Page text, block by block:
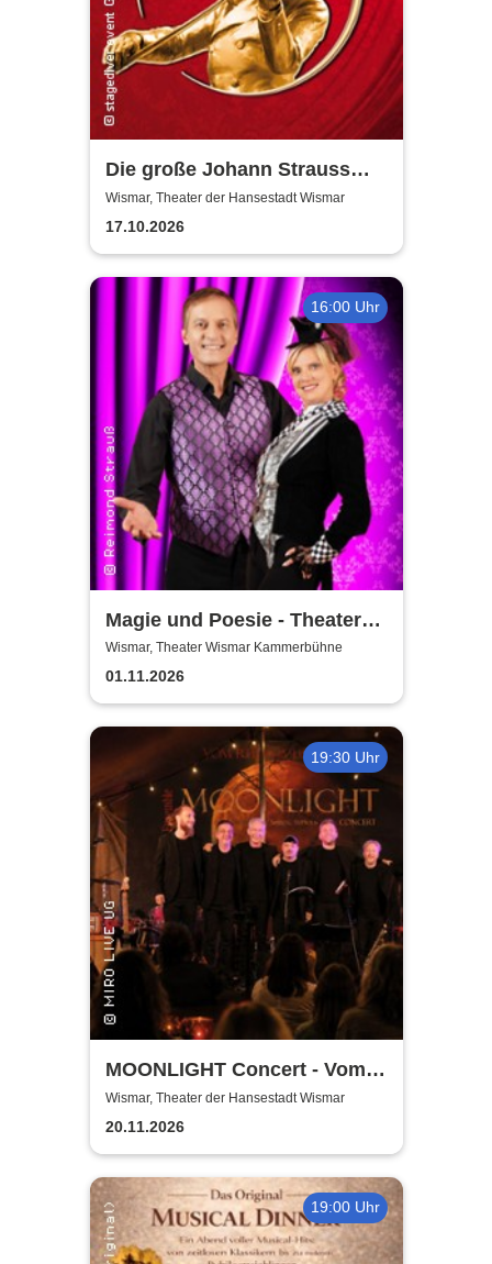
Die große Johann Strauss
Revue
Wismar, Theater der Hansestadt Wismar
17.10.2026
16:00 Uhr
Magie und Poesie - Theater
Wismar
Wismar, Theater Wismar Kammerbühne
01.11.2026
19:30 Uhr
MOONLIGHT Concert - Vom
Rhythmus des Lebens -
Rhythm, Songs, Lyrics &
Classic
Wismar, Theater der Hansestadt Wismar
20.11.2026
19:00 Uhr